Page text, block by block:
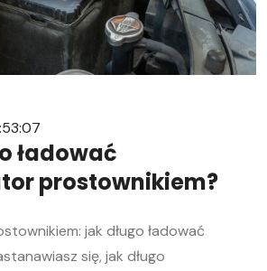
ładować
prostownikiem?
jak długo ładować
się, jak długo